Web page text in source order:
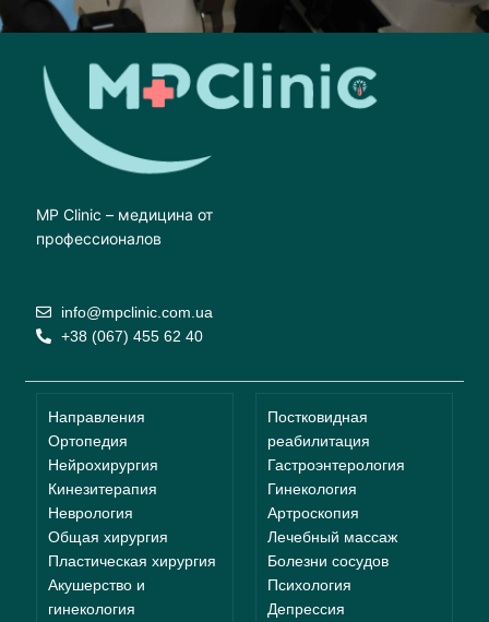
MP Clinic – медицина от
профессионалов
info@mpclinic.com.ua
+38 (067) 455 62 40
Направления
Ортопедия
Нейрохирургия
Кинезитерапия
Неврология
Общая хирургия
Пластическая хирургия
Акушерство и
гинекология
Постковидная
реабилитация
Гастроэнтерология
Гинекология
Артроскопия
Лечебный массаж
Болезни сосудов
Психология
Депрессия